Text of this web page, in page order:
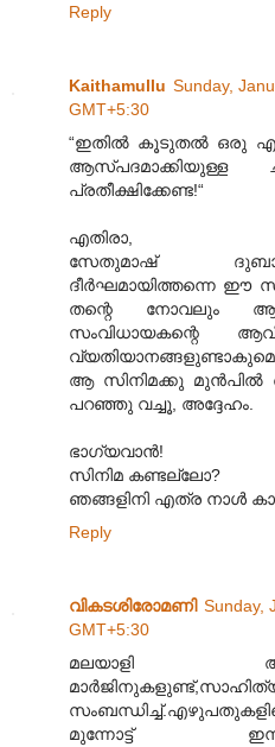
Reply
Kaithamullu Sunday,
GMT+5:30
“ഇതിൽ കൂടുതൽ ഒരു
ആസ്പദമാക്കിയുള്ള
പ്രതീക്ഷിക്കേണ്ട!“
എതിരാ,
സേതുമാഷ്
ദീര്‍ഘമായിത്തന്നെ ഈ
തന്റെ നോവലും
സംവിധായകന്റെ
ആ സിനിമക്കു
പറഞ്ഞു വച്ചൂ, അദ്ദേഹം.
ഭാഗ്യവാന്‍!
സിനിമ കണ്ടല്ലോ?
ഞങ്ങളിനി എത്ര നാള്‍
Reply
വികടശിരോമണി Sunday,
GMT+5:30
മലയാളി
മുന്നോട്ട്